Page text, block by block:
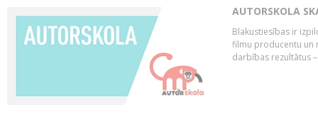
AUTORSKOLA
Blakustiesības ir
filmu producentu un
darbības rezultātus